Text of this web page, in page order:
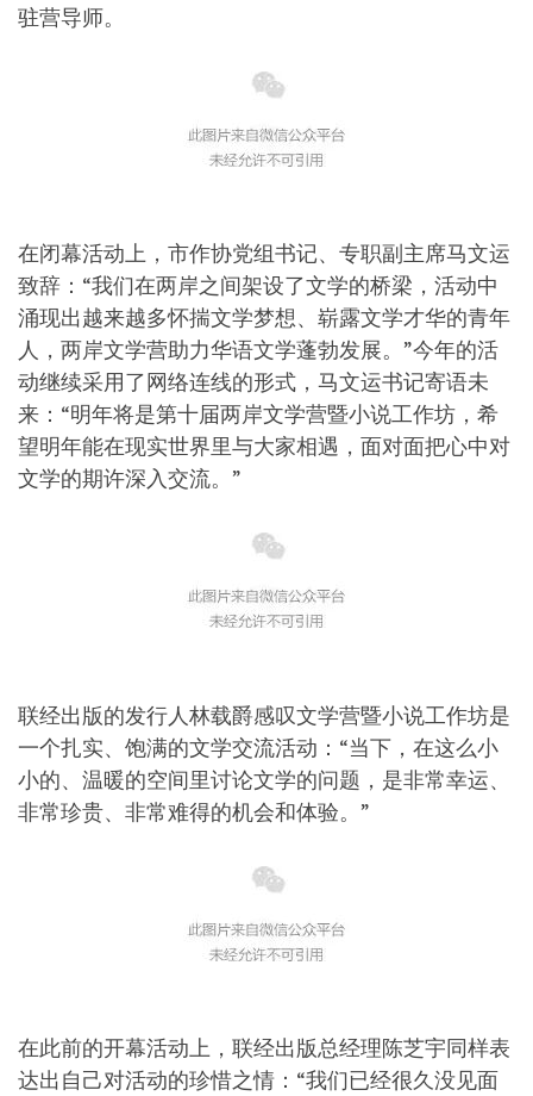
驻营导师。
在闭幕活动上，市作协党组书记、专职副主席马文运
致辞：“我们在两岸之间架设了文学的桥梁，活动中
涌现出越来越多怀揣文学梦想、崭露文学才华的青年
人，两岸文学营助力华语文学蓬勃发展。”今年的活
动继续采用了网络连线的形式，马文运书记寄语未
来：“明年将是第十届两岸文学营暨小说工作坊，希
望明年能在现实世界里与大家相遇，面对面把心中对
文学的期许深入交流。”
联经出版的发行人林载爵感叹文学营暨小说工作坊是
一个扎实、饱满的文学交流活动：“当下，在这么小
小的、温暖的空间里讨论文学的问题，是非常幸运、
非常珍贵、非常难得的机会和体验。”
在此前的开幕活动上，联经出版总经理陈芝宇同样表
达出自己对活动的珍惜之情：“我们已经很久没见面